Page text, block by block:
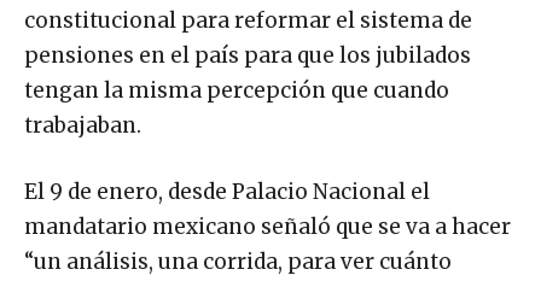
constitucional para reformar el sistema de
pensiones en el país para que los jubilados
tengan la misma percepción que cuando
trabajaban.
El 9 de enero, desde Palacio Nacional el
mandatario mexicano señaló que se va a hacer
“un análisis, una corrida, para ver cuánto